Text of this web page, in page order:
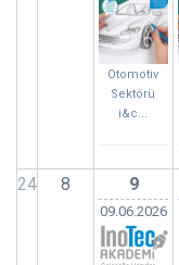
Otomotiv
Sektörü
i&c...
24 8 9
09.06.2026